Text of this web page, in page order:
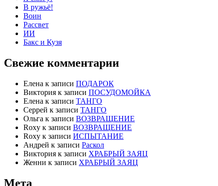
В ружьё!
Воин
Рассвет
ИИ
Бакс и Кузя
Свежие комментарии
Елена к записи ПОДАРОК
Виктория к записи ПОСУДОМОЙКА
Елена к записи ТАНГО
Серрей к записи ТАНГО
Ольга к записи ВОЗВРАЩЕНИЕ
Roxy к записи ВОЗВРАЩЕНИЕ
Roxy к записи ИСПЫТАНИЕ
Андрей к записи Раскол
Виктория к записи ХРАБРЫЙ ЗАЯЦ
Женни к записи ХРАБРЫЙ ЗАЯЦ
Мета